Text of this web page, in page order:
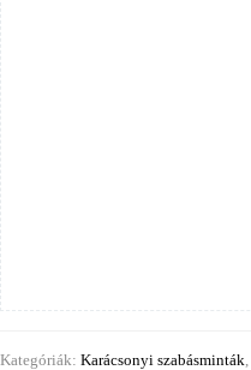
Kategóriák: Karácsonyi szabásminták